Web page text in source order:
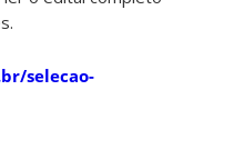
selecao-